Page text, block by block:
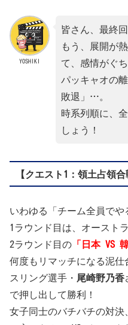
YOSHIKI
皆さん、最終
もう、展開が
て、感情がぐ
パッキャオの
敗退」…。
時系列順に、
しょう！
【クエスト1：領土占領合
いわゆる「チーム全員でや
1ラウンド目は、オースト
2ラウンド目の 「日本 VS
何度もリマッチになる泥
スリング選手・ 尾崎野乃香
で押し出して勝利！
女子同士のバチバチの対決